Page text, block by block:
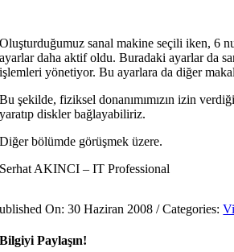
Oluşturduğumuz sanal makine seçili iken, 6
ayarlar daha aktif oldu. Buradaki ayarlar da
işlemleri yönetiyor. Bu ayarlara da diğer
Bu şekilde, fiziksel donanımımızın izin
yaratıp diskler bağlayabiliriz.
Diğer bölümde görüşmek üzere.
Serhat AKINCI – IT Professional
On: 30 Haziran 2008 /Categories:
Bilgiyi Paylaşın!